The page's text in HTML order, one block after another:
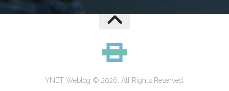
YNET Weblog © 2026. All Rights Reserved.